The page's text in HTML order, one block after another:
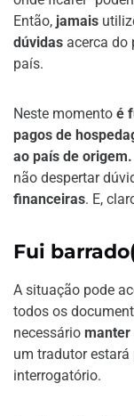
Então, jamais
dúvidas acerca do
país.
Neste momento é
pagos de
ao país de origem.
não despertar
financeiras. E,
Fui
A situação pode
todos os
necessário manter
um tradutor
interrogatório.